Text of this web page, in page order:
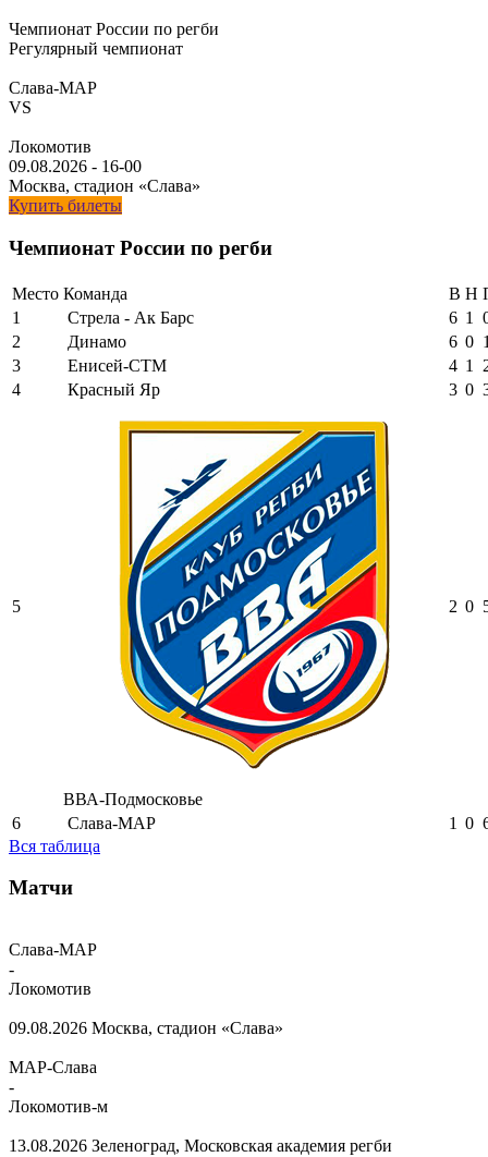
Чемпионат России по регби
Регулярный чемпионат
Слава-МАР
VS
Локомотив
09.08.2026 - 16-00
Москва, стадион «Слава»
Купить билеты
Чемпионат России по регби
Место Команда В Н
1
Стрела - Ак Барс 6 1
2
Динамо 6 0
3
Енисей-СТМ 4 1
4
Красный Яр 3 0
5
ВВА-Подмосковье
2 0
6 Слава-МАР 1 0
Вся таблица
Матчи
Слава-МАР
-
Локомотив
09.08.2026 Москва, стадион «Слава»
МАР-Слава
-
Локомотив-м
13.08.2026 Зеленоград, Московская академия регби